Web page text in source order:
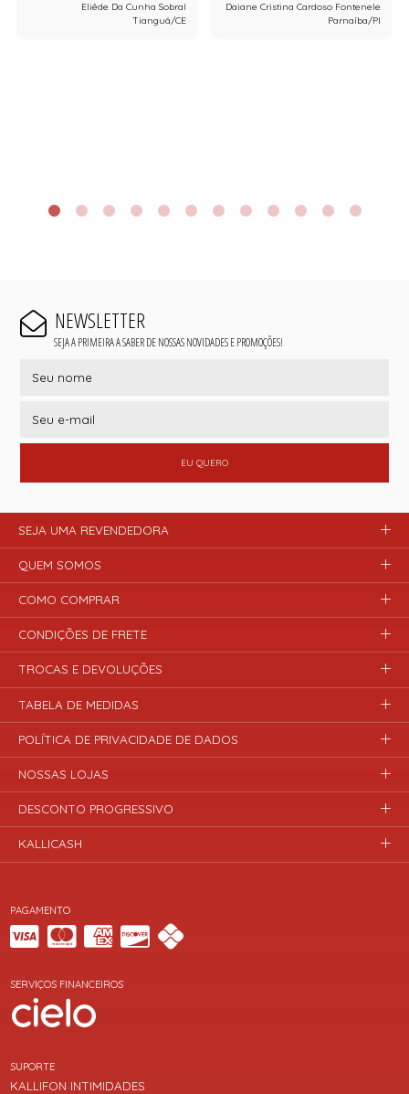
Eliêde Da Cunha Sobral
Tianguá/CE
Daiane Cristina Cardoso Fontenele
Parnaíba/PI
NEWSLETTER
SEJA A PRIMEIRA A SABER DE NOSSAS NOVIDADES E PROMOÇÕES!
EU QUERO
PAGAMENTO
SERVIÇOS FINANCEIROS
SUPORTE
KALLIFON INTIMIDADES
SEJA UMA REVENDEDORA
QUEM SOMOS
COMO COMPRAR
CONDIÇÕES DE FRETE
TROCAS E DEVOLUÇÕES
TABELA DE MEDIDAS
POLÍTICA DE PRIVACIDADE DE DADOS
NOSSAS LOJAS
DESCONTO PROGRESSIVO
KALLICASH